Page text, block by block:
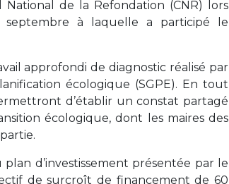
National de la Refondation (CNR) lors
septembre à laquelle a participé le
approfondi de diagnostic réalisé par
écologique (SGPE). En tout
d’établir un constat partagé
écologique, dont les maires des
plan d’investissement présentée par le
de surcroît de financement de 60